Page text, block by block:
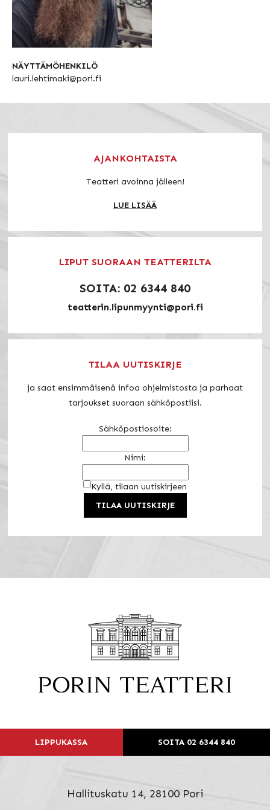
NÄYTTÄMÖHENKILÖ
lauri.lehtimaki@pori.fi
AJANKOHTAISTA
Teatteri avoinna jälleen!
LUE LISÄÄ
LIPUT SUORAAN TEATTERILTA
SOITA: 02 6344 840
teatterin.lipunmyynti@pori.fi
TILAA UUTISKIRJE
ja saat ensimmäisenä infoa ohjelmistosta ja parhaat
tarjoukset suoraan sähköpostiisi.
Sähköpostiosoite:
Nimi:
Kyllä, tilaan uutiskirjeen
LIPPUKASSA SOITA 02 6344 840
Hallituskatu 14, 28100 Pori